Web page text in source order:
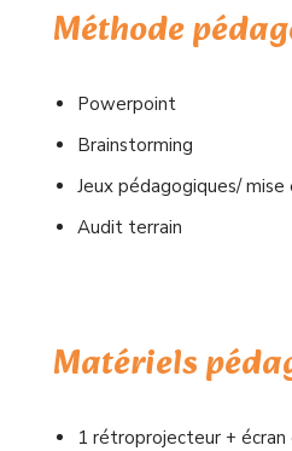
Méthode
Powerpoint
Brainstorming
Jeux pédagogiques/
Audit terrain
Matériels
1 rétroprojecteur +